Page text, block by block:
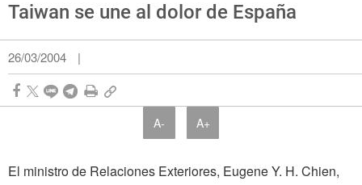
Taiwan se une al dolor de España
26/03/2004 |
A- A+
El ministro de Relaciones Exteriores, Eugene Y. H. Chien,